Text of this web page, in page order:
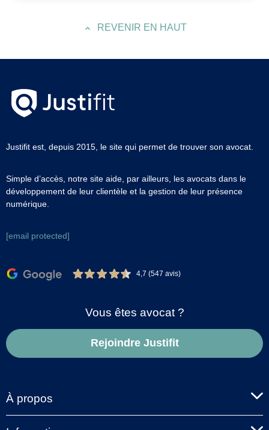
REVENIR EN HAUT
Justifit est, depuis 2015, le site qui permet de trouver son avocat.
Simple d’accès, notre site aide, par ailleurs, les avocats dans le
développement de leur clientèle et la gestion de leur présence
numérique.
[email protected]
4,7 (547 avis)
Vous êtes avocat ?
Rejoindre Justifit
À propos